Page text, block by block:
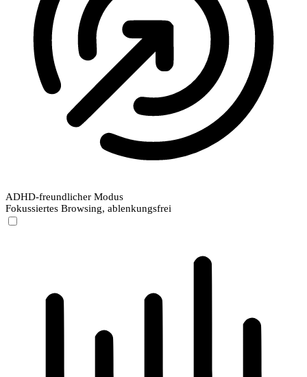
ADHD-freundlicher Modus
Fokussiertes Browsing, ablenkungsfrei